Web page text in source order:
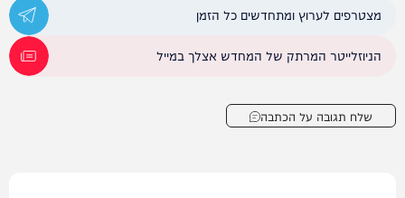
מצטרפים לערוץ ומתחדשים כל הזמן
הניוזלייטר המרתק של המחדש אצלך במייל
שלח תגובה על הכתבה